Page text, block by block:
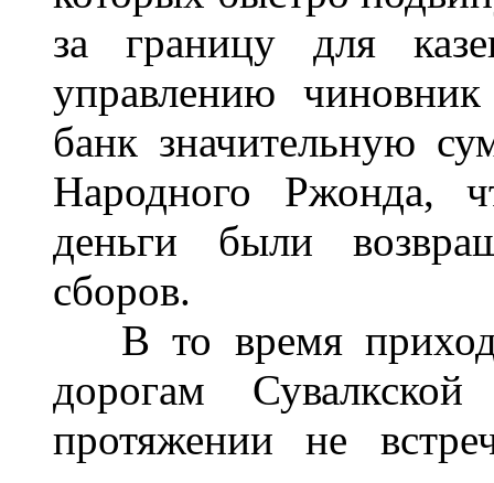
за границу для
управлению
банк значительную
Народного Ржонда,
деньги были
сборов.
В то время
дорогам
протяжении не